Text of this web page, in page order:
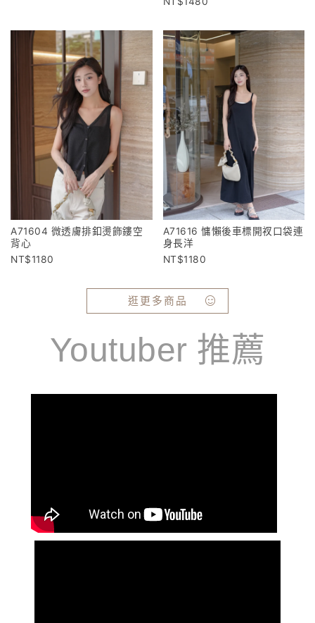
A71604 微透膚排釦燙飾鏤空
背心
1180
A71616 慵懶後車標開衩口袋連
身長洋
1180
逛更多商品
Youtuber 推薦